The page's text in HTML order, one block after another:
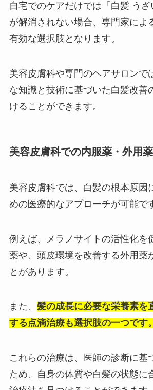
自宅でのケアだけでは「白髪 う
が解消されない場合、専門家によ
有効な選択肢となります。
美容皮膚科や専門のヘアサロンで
な知識と技術に基づいた白髪改善
けることができます。
美容皮膚科での内服薬・外用
美容皮膚科では、白髪の根本原因
めの医療的なアプローチが可能で
例えば、メラノサイトの活性化を
薬や、頭皮環境を改善する外用薬
とがあります。
また、 髪の成長に必要な栄養素を
する点滴治療も選択肢の一つです。
これらの治療は、医師の診断に基
ため、自身の体質や白髪の状態に